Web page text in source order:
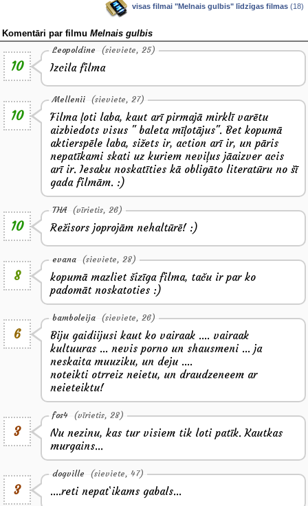
visas filmai "Melnais gulbis" līdzīgas filmas (18)
Komentāri par filmu Melnais gulbis
10
Leopoldine (sieviete, 25)
Izcila filma
10
Mellenii (sieviete, 27)
Filma ļoti laba, kaut arī pirmajā mirklī varētu
aizbiedots visus " baleta mīļotājus". Bet kopumā
aktierspēle laba, sižets ir, action arī ir, un pāris
nepatīkami skati uz kuriem neviļus jāaizver acis
arī ir. Iesaku noskatīties kā obligāto literatūru no šī
gada filmām. :)
10
THA (vīrietis, 26)
Režisors joprojām nehaltūrē! :)
8
evana (sieviete, 28)
kopumā mazliet šizīga filma, taču ir par ko
padomāt noskatoties :)
6
bamboleija (sieviete, 26)
Biju gaidiijusi kaut ko vairaak .... vairaak
kultuuras ... nevis porno un shausmeni ... ja
neskaita muuziku, un deju ....
noteikti otrreiz neietu, un draudzeneem ar
neieteiktu!
3
fos4 (vīrietis, 28)
Nu nezinu, kas tur visiem tik loti patīk. Kautkas
murgains...
3
dogville (sieviete, 47)
....reti nepat`ikams gabals...